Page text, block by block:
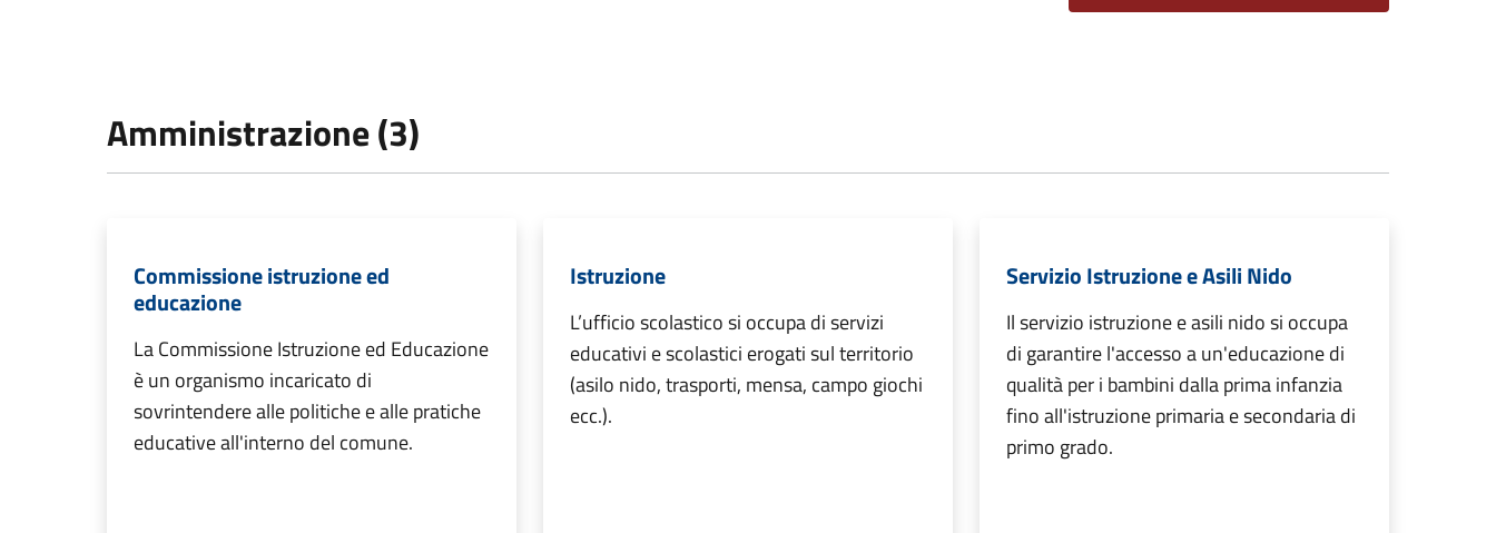
Amministrazione (3)
Commissione istruzione ed
educazione
La Commissione Istruzione ed Educazione
è un organismo incaricato di
sovrintendere alle politiche e alle pratiche
educative all'interno del comune.
Istruzione
L’ufficio scolastico si occupa di servizi
educativi e scolastici erogati sul territorio
(asilo nido, trasporti, mensa, campo giochi
ecc.).
Servizio Istruzione e Asili Nido
Il servizio istruzione e asili nido si occupa
di garantire l'accesso a un'educazione di
qualità per i bambini dalla prima infanzia
fino all'istruzione primaria e secondaria di
primo grado.